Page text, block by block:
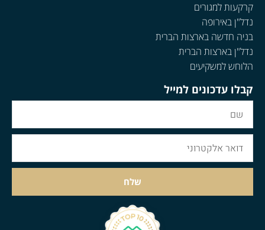
קרקעות למגורים
נדל"ן באירופה
בניה חדשה בארצות הברית
נדל"ן בארצות הברית
הלוחש למשקיעים
קבלו עדכונים למייל
שלח